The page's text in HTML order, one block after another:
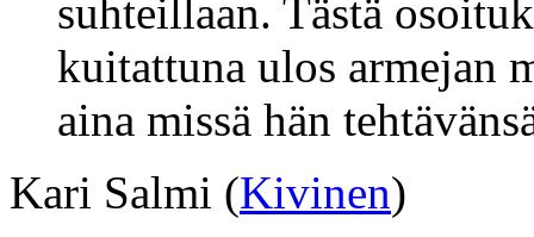
suhteillaan. Tästä
kuitattuna ulos armejan
aina missä hän
Kari Salmi (Kivinen)